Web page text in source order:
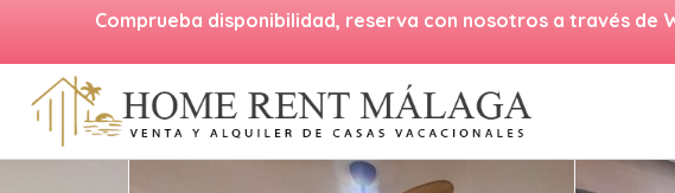
Comprueba disponibilidad, reserva con nosotros a través de